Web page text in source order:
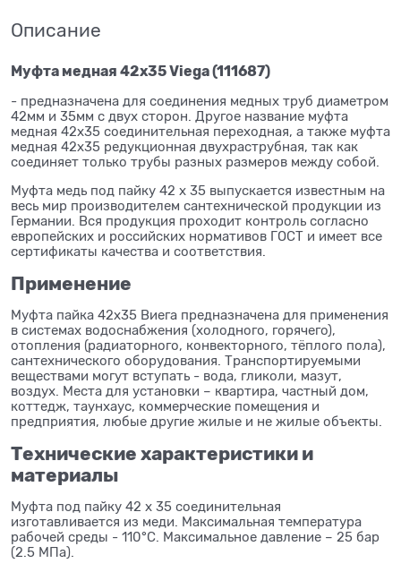
Описание
Муфта медная 42x35 Viega (111687)
- предназначена для соединения медных труб диаметром
42мм и 35мм с двух сторон. Другое название муфта
медная 42x35 соединительная переходная, а также муфта
медная 42x35 редукционная двухраструбная, так как
соединяет только трубы разных размеров между собой.
Муфта медь под пайку 42 x 35 выпускается известным на
весь мир производителем сантехнической продукции из
Германии. Вся продукция проходит контроль согласно
европейских и российских нормативов ГОСТ и имеет все
сертификаты качества и соответствия.
Применение
Муфта пайка 42x35 Виега предназначена для применения
в системах водоснабжения (холодного, горячего),
отопления (радиаторного, конвекторного, тёплого пола),
сантехнического оборудования. Транспортируемыми
веществами могут вступать - вода, гликоли, мазут,
воздух. Места для установки – квартира, частный дом,
коттедж, таунхаус, коммерческие помещения и
предприятия, любые другие жилые и не жилые объекты.
Технические характеристики и
материалы
Муфта под пайку 42 x 35 соединительная
изготавливается из меди. Максимальная температура
рабочей среды - 110°C. Максимальное давление – 25 бар
(2.5 МПа).